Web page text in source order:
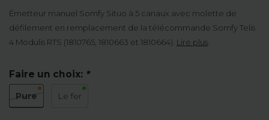
Émetteur manuel Somfy Situo à 5 canaux avec molette de
défilement en remplacement de la télécommande Somfy Telis
4 Modulis RTS (1810765, 1810663 et 1810664). Lire plus
Faire un choix: *
Pure Le fer